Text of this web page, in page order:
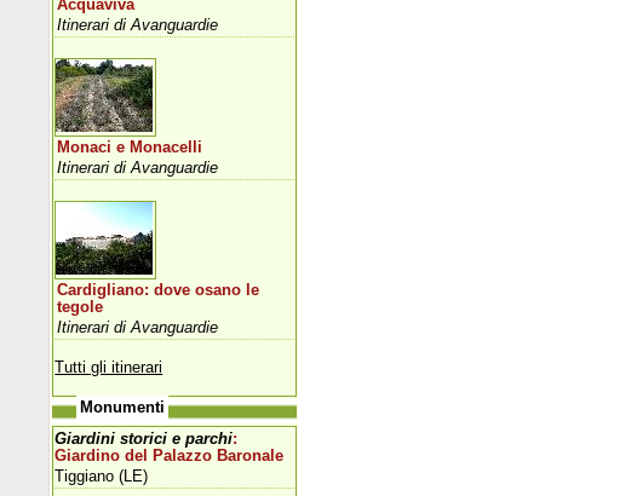
Acquaviva
Itinerari di Avanguardie
Monaci e Monacelli
Itinerari di Avanguardie
Cardigliano: dove osano le
tegole
Itinerari di Avanguardie
Tutti gli itinerari
Monumenti
Giardini storici e parchi:
Giardino del Palazzo Baronale
Tiggiano (LE)